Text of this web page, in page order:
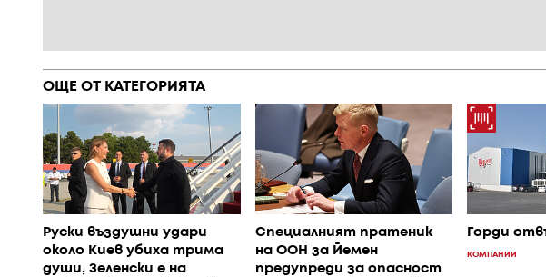
ОЩЕ ОТ КАТЕГОРИЯТА
Руски въздушни удари
около Киев убиха трима
души, Зеленски е на
Специалният пратеник
на ООН за Йемен
предупреди за опасност
Горди
КОМПАНИИ